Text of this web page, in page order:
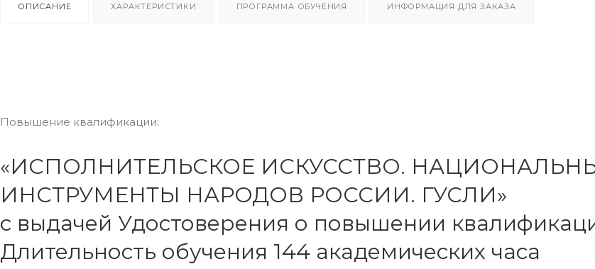
ОПИСАНИЕ ХАРАКТЕРИСТИКИ ПРОГРАММА ОБУЧЕНИЯ ИНФОРМАЦИЯ ДЛЯ ЗАКАЗА
Повышение квалификации:
«ИСПОЛНИТЕЛЬСКОЕ ИСКУССТВО.
ИНСТРУМЕНТЫ НАРОДОВ РОССИИ. ГУСЛИ»
с выдачей Удостоверения о повышении
Длительность обучения 144 академических часа